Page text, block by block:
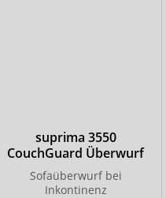
suprima 3550
CouchGuard Überwurf
Sofaüberwurf bei
Inkontinenz